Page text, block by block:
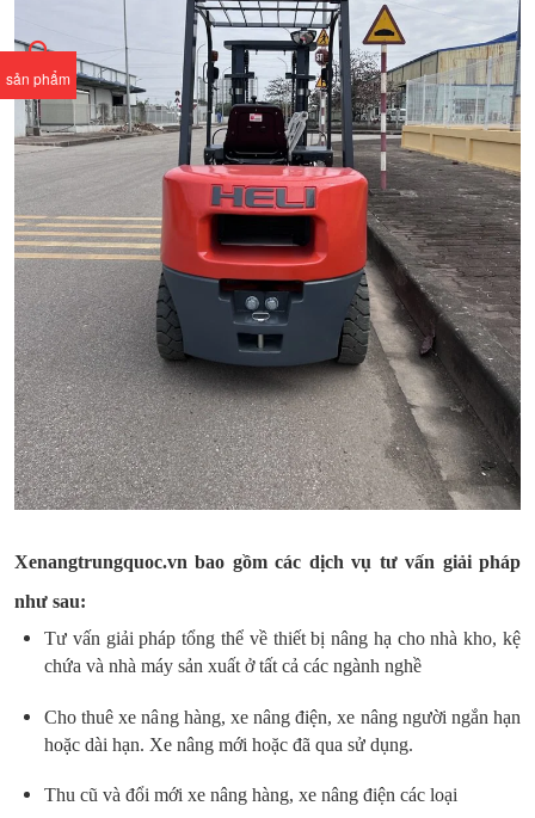
sản phẩm
Xenangtrungquoc.vn bao gồm các dịch vụ tư vấn giải pháp
như sau:
Tư vấn giải pháp tổng thể về thiết bị nâng hạ cho nhà kho, kệ
chứa và nhà máy sản xuất ở tất cả các ngành nghề
Cho thuê xe nâng hàng, xe nâng điện, xe nâng người ngắn hạn
hoặc dài hạn. Xe nâng mới hoặc đã qua sử dụng.
Thu cũ và đổi mới xe nâng hàng, xe nâng điện các loại